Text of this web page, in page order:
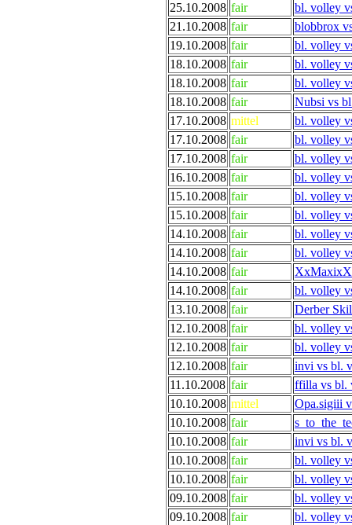
25.10.2008 fair
bl. volley
21.10.2008 fair
blobbrox
19.10.2008 fair
bl. volley
18.10.2008 fair
bl. volley
18.10.2008 fair
bl. volley
18.10.2008 fair
Nubsi vs
17.10.2008 mittel
bl. volley
17.10.2008 fair
bl. volley
17.10.2008 fair
bl. volley
16.10.2008 fair
bl. volley
15.10.2008 fair
bl. volley
15.10.2008 fair
bl. volley
14.10.2008 fair
bl. volley
14.10.2008 fair
bl. volley
14.10.2008 fair
14.10.2008 fair
bl. volley
13.10.2008 fair
Derber
12.10.2008 fair
bl. volley
12.10.2008 fair
bl. volley
12.10.2008 fair
invi vs bl.
11.10.2008 fair
ffilla vs bl.
10.10.2008 mittel
Opa.sigiii
10.10.2008 fair
10.10.2008 fair
invi vs bl.
10.10.2008 fair
bl. volley
10.10.2008 fair
bl. volley
09.10.2008 fair
bl. volley
09.10.2008 fair
bl. volley